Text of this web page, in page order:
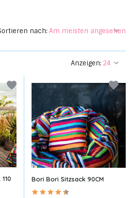
Anzeigen:
nach:
Bori Bori Sitzsack 90CM